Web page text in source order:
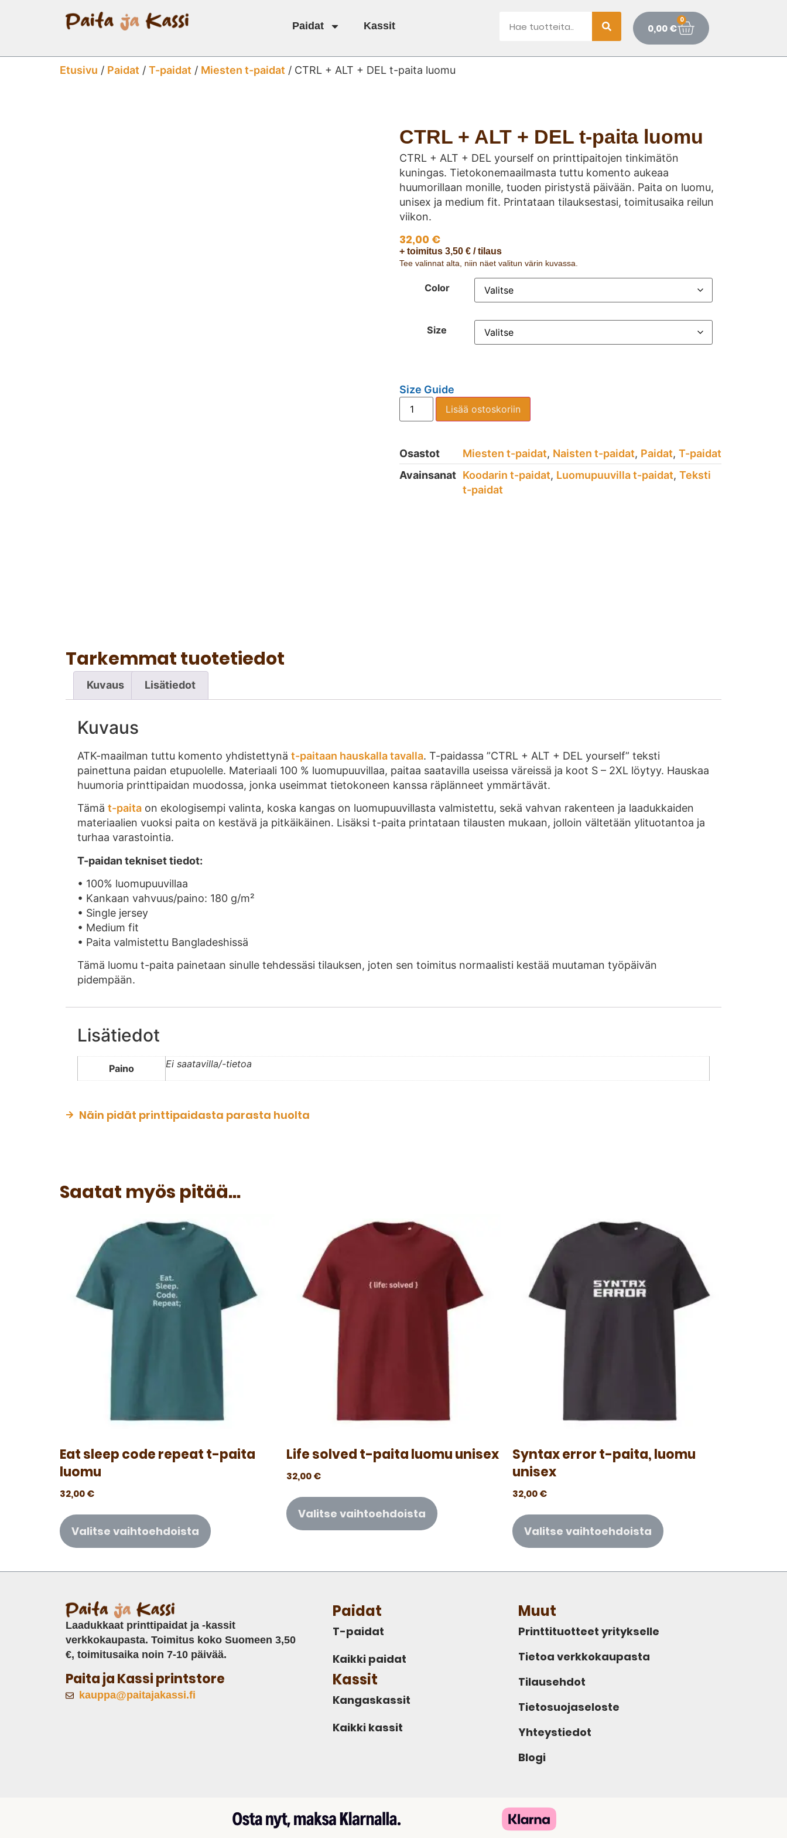
Paidat Kassit 0,00€
0
Etusivu / Paidat / T-paidat / Miesten t-paidat / CTRL + ALT + DEL t-paita luomu
CTRL + ALT + DEL t-paita luomu
CTRL + ALT + DEL yourself on printtipaitojen tinkimätön
kuningas. Tietokonemaailmasta tuttu komento aukeaa
huumorillaan monille, tuoden piristystä päivään. Paita on luomu,
unisex ja medium fit. Printataan tilauksestasi, toimitusaika reilun
viikon.
32,00 €
+ toimitus 3,50 € / tilaus
Tee valinnat alta, niin näet valitun värin kuvassa.
Color
Size
Size Guide
Lisää ostoskoriin
Osastot Miesten t-paidat, Naisten t-paidat, Paidat, T-paidat
Avainsanat Koodarin t-paidat, Luomupuuvilla t-paidat, Teksti
t-paidat
Tarkemmat tuotetiedot
Kuvaus Lisätiedot
Kuvaus
ATK-maailman tuttu komento yhdistettynä t-paitaan hauskalla tavalla. T-paidassa ”CTRL + ALT + DEL yourself” teksti
painettuna paidan etupuolelle. Materiaali 100 % luomupuuvillaa, paitaa saatavilla useissa väreissä ja koot S – 2XL löytyy. Hauskaa
huumoria printtipaidan muodossa, jonka useimmat tietokoneen kanssa räplänneet ymmärtävät.
Tämä t-paita on ekologisempi valinta, koska kangas on luomupuuvillasta valmistettu, sekä vahvan rakenteen ja laadukkaiden
materiaalien vuoksi paita on kestävä ja pitkäikäinen. Lisäksi t-paita printataan tilausten mukaan, jolloin vältetään ylituotantoa ja
turhaa varastointia.
T-paidan tekniset tiedot:
• 100% luomupuuvillaa
• Kankaan vahvuus/paino: 180 g/m²
• Single jersey
• Medium fit
• Paita valmistettu Bangladeshissä
Tämä luomu t-paita painetaan sinulle tehdessäsi tilauksen, joten sen toimitus normaalisti kestää muutaman työpäivän
pidempään.
Lisätiedot
Paino Ei saatavilla/-tietoa
Näin pidät printtipaidasta parasta huolta
Saatat myös pitää...
Eat sleep code repeat t-paita
luomu
32,00€
Valitse vaihtoehdoista
Life solved t-paita luomu unisex
32,00€
Valitse vaihtoehdoista
Syntax error t-paita, luomu
unisex
32,00€
Valitse vaihtoehdoista
Laadukkaat printtipaidat ja -kassit
verkkokaupasta. Toimitus koko Suomeen 3,50
€, toimitusaika noin 7-10 päivää.
Paita ja Kassi printstore
kauppa@paitajakassi.fi
Paidat
T-paidat
Kaikki paidat
Kassit
Kangaskassit
Kaikki kassit
Muut
Printtituotteet yritykselle
Tietoa verkkokaupasta
Tilausehdot
Tietosuojaseloste
Yhteystiedot
Blogi